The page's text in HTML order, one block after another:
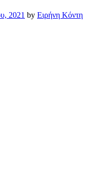
2021 by Ειρήνη Κόντη